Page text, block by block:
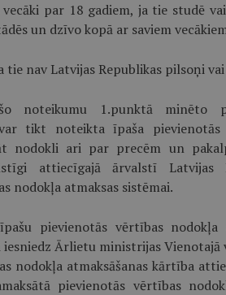
vecāki par 18 gadiem, ja tie studē
un dzīvo kopā ar saviem
tie nav Latvijas Republikas pilsoņi
noteikumu 1.punktā minēto
tikt noteikta īpaša pievienotās
nodokli ari par precēm un
attiecīgajā ārvalstī Latvijas
nodokļa atmaksas sistēmai.
pievienotās vērtības nodokļa
Ārlietu ministrijas
nodokļa atmaksāšanas kārtība
pievienotās vērtības